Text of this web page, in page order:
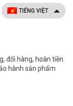
đổi hàng, hoàn tiền
hành sản phẩm